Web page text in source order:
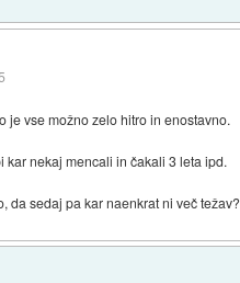
je vse možno zelo hitro in enostavno.
kar nekaj mencali in čakali 3 leta ipd.
da sedaj pa kar naenkrat ni več težav?